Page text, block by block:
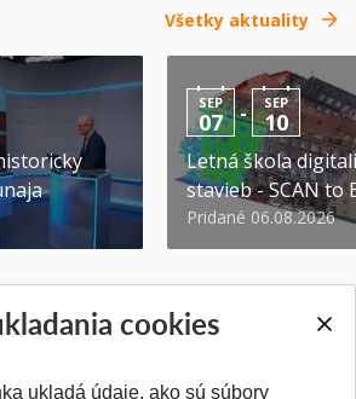
Všetky aktuality
SEP
07 - SEP
10
Letná škola
stavieb - SCAN to
Pridané 06.08.2026
cookies
ukladá údaje, ako sú súbory